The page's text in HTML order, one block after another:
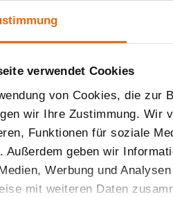
verwendet Cookies
von Cookies, die zur
wir Ihre Zustimmung. Wir
Funktionen für soziale
Außerdem geben wir
Werbung und
mit weiteren Daten